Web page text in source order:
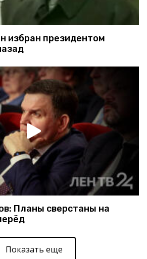
избран президентом
Планы сверстаны на
Показать еще